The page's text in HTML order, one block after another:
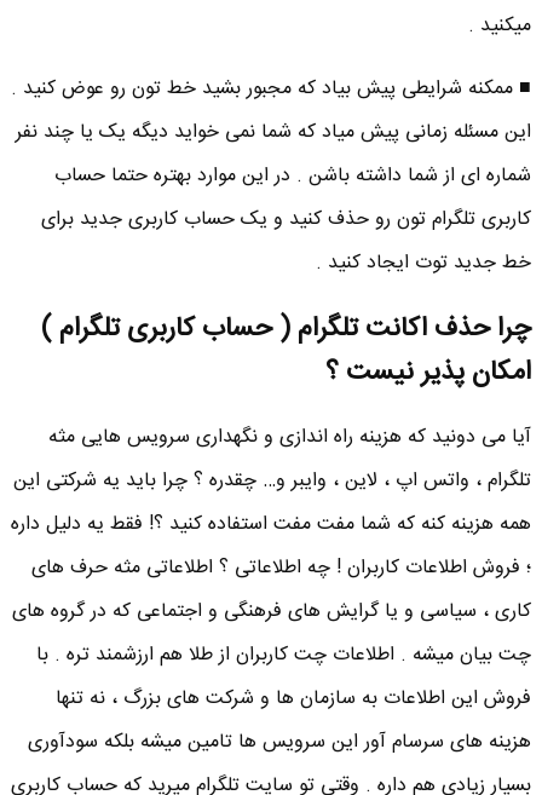
میکنید .
■ ممکنه شرایطی پیش بیاد که مجبور بشید خط تون رو عوض کنید .
این مسئله زمانی پیش میاد که شما نمی خواید دیگه یک یا چند نفر
شماره ای از شما داشته باشن . در این موارد بهتره حتما حساب
کاربری تلگرام تون رو حذف کنید و یک حساب کاربری جدید برای
خط جدید توت ایجاد کنید .
چرا حذف اکانت تلگرام ( حساب کاربری تلگرام )
امکان پذیر نیست ؟
آیا می دونید که هزینه راه اندازی و نگهداری سرویس هایی مثه
تلگرام ، واتس اپ ، لاین ، وایبر و… چقدره ؟ چرا باید یه شرکتی این
همه هزینه کنه که شما مفت مفت استفاده کنید ؟! فقط یه دلیل داره
؛ فروش اطلاعات کاربران ! چه اطلاعاتی ؟ اطلاعاتی مثه حرف های
کاری ، سیاسی و یا گرایش های فرهنگی و اجتماعی که در گروه های
چت بیان میشه . اطلاعات چت کاربران از طلا هم ارزشمند تره . با
فروش این اطلاعات به سازمان ها و شرکت های بزرگ ، نه تنها
هزینه های سرسام آور این سرویس ها تامین میشه بلکه سودآوری
بسیار زیادی هم داره . وقتی تو سایت تلگرام میرید که حساب کاربری